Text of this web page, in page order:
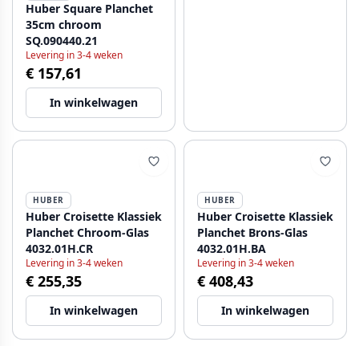
Huber Square Planchet
35cm chroom
SQ.090440.21
Levering in 3-4 weken
€ 157,61
In winkelwagen
HUBER
Huber Croisette Klassiek
Planchet Chroom-Glas
4032.01H.CR
Levering in 3-4 weken
€ 255,35
In winkelwagen
HUBER
Huber Croisette Klassiek
Planchet Brons-Glas
4032.01H.BA
Levering in 3-4 weken
€ 408,43
In winkelwagen